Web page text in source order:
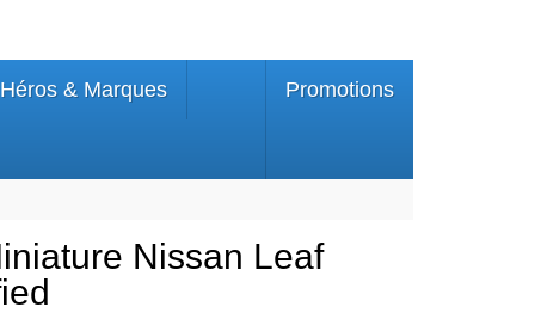
Héros & Marques Promotions
Nissan Leaf